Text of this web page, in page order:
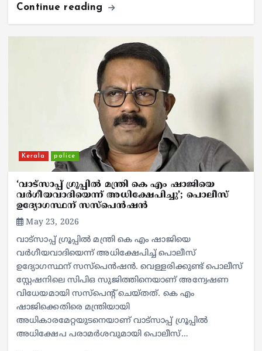
Continue reading
Kerala police
‘വാട്സാപ്പ് ഗ്രൂപ്പിൽ മന്ത്രി കെ എം ഷാജിയെ
വർഗീയവാദിയെന്ന് അധിക്ഷേപിച്ചു’; പൊലീസ്
ഉദ്യോഗസ്ഥന് സസ്പെൻഷൻ
May 23, 2026
വാട്സാപ്പ് ഗ്രൂപ്പിൽ മന്ത്രി കെ എം ഷാജിയെ
വർഗീയവാദിയെന്ന് അധിക്ഷേപിച്ച് പൊലീസ്
ഉദ്യോഗസ്ഥന് സസ്പെൻഷൻ. വെള്ളരിക്കുണ്ട് പൊലീസ്
സ്റ്റേഷനിലെ സിപിഒ സുജിത്തിനെയാണ് അന്വേഷണ
വിധേയമായി സസ്പെൻ്റ് ചെയ്തത്. കെ എം
ഷാജിക്കെതിരെ മന്ത്രിയായി
അധികാരമേറ്റയുടനെയാണ് വാട്സാപ്പ് ഗ്രൂപ്പിൽ
അധിക്ഷേപ പരാമർശവുമായി പൊലീസ്…